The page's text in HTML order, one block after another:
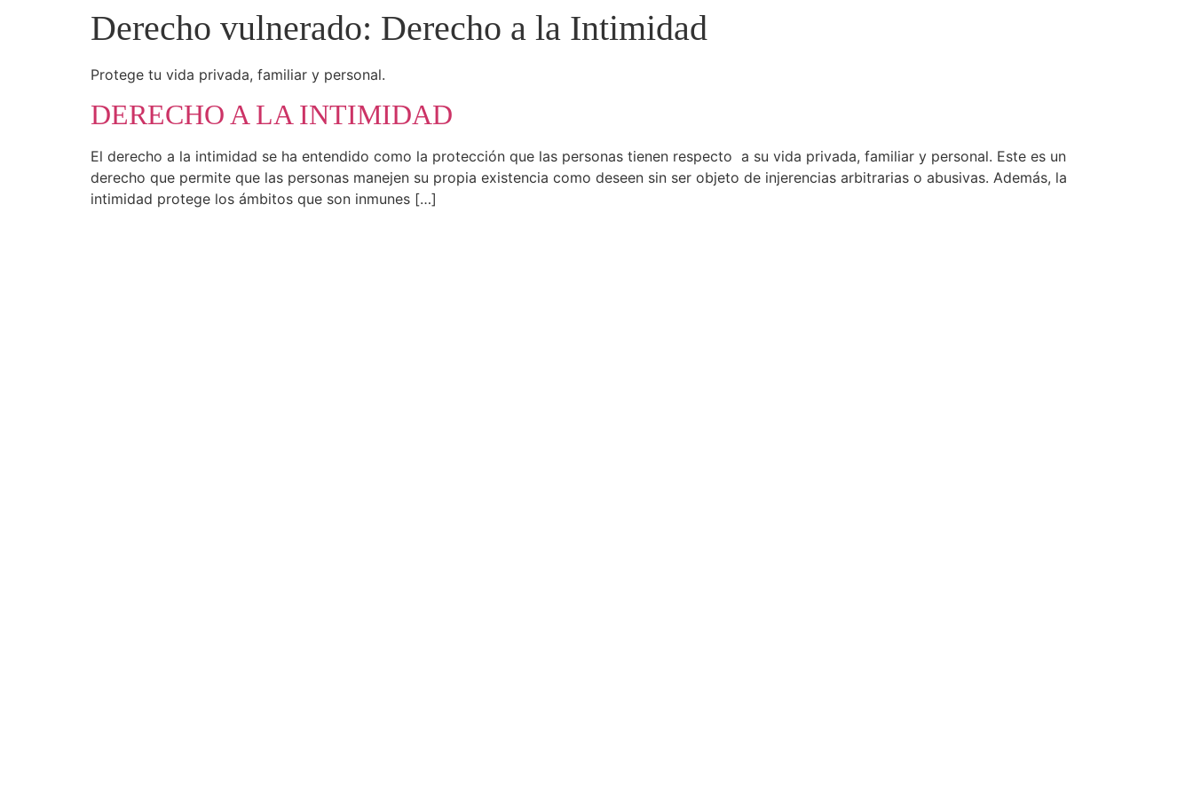
Derecho vulnerado: Derecho a la Intimidad
Protege tu vida privada, familiar y personal.
DERECHO A LA INTIMIDAD
El derecho a la intimidad se ha entendido como la protección que las personas tienen respecto a su vida privada, familiar y personal. Este es un
derecho que permite que las personas manejen su propia existencia como deseen sin ser objeto de injerencias arbitrarias o abusivas. Además, la
intimidad protege los ámbitos que son inmunes […]